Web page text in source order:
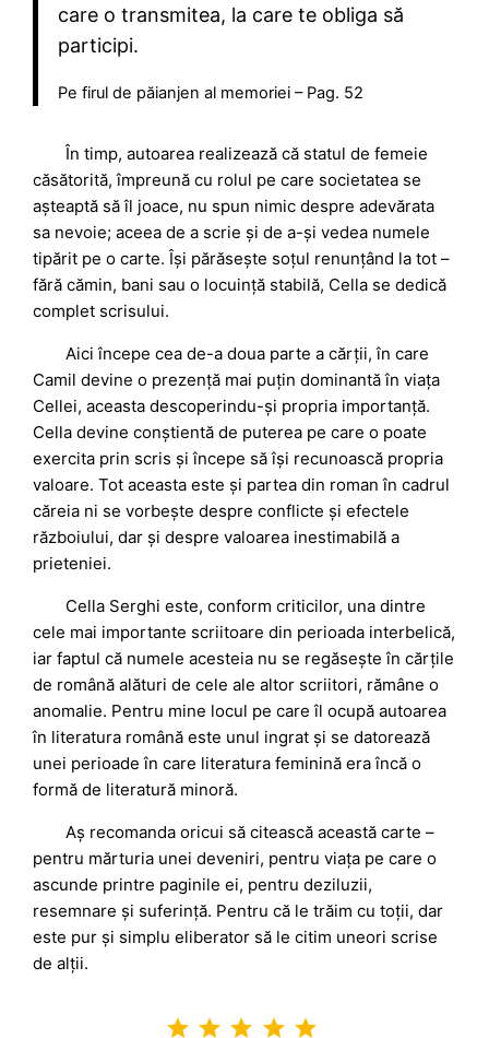
care o transmitea, la care te obliga să
participi.
Pe firul de păianjen al memoriei – Pag. 52
În timp, autoarea realizează că statul de femeie
căsătorită, împreună cu rolul pe care societatea se
așteaptă să îl joace, nu spun nimic despre adevărata
sa nevoie; aceea de a scrie și de a-și vedea numele
tipărit pe o carte. Își părăsește soțul renunțând la tot –
fără cămin, bani sau o locuință stabilă, Cella se dedică
complet scrisului.
Aici începe cea de-a doua parte a cărții, în care
Camil devine o prezență mai puțin dominantă în viața
Cellei, aceasta descoperindu-și propria importanță.
Cella devine conștientă de puterea pe care o poate
exercita prin scris și începe să își recunoască propria
valoare. Tot aceasta este și partea din roman în cadrul
căreia ni se vorbește despre conflicte și efectele
războiului, dar și despre valoarea inestimabilă a
prieteniei.
Cella Serghi este, conform criticilor, una dintre
cele mai importante scriitoare din perioada interbelică,
iar faptul că numele acesteia nu se regăsește în cărțile
de română alături de cele ale altor scriitori, rămâne o
anomalie. Pentru mine locul pe care îl ocupă autoarea
în literatura română este unul ingrat și se datorează
unei perioade în care literatura feminină era încă o
formă de literatură minoră.
Aș recomanda oricui să citească această carte –
pentru mărturia unei deveniri, pentru viața pe care o
ascunde printre paginile ei, pentru deziluzii,
resemnare și suferință. Pentru că le trăim cu toții, dar
este pur și simplu eliberator să le citim uneori scrise
de alții.